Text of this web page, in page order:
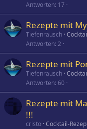
Antworten 17
Rezepte mit
Tiefenrausch
Antworten 2
Rezepte mit
Tiefenrausch
Antworten 60
Rezepte mit
!!!
cristo Cocktail-